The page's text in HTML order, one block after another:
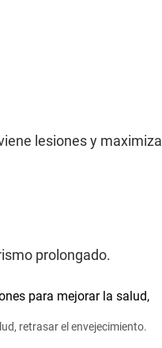
lesiones y maximiza
prolongado.
retrasar el envejecimiento.